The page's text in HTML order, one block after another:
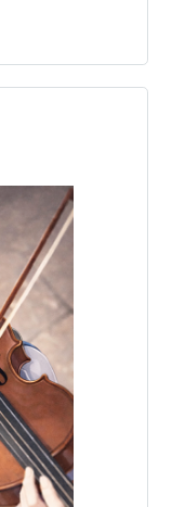
ん＆コロッケ）
らを / 運命の糸
A DREAM-
座木星 🌟獅子
支配星は太
た太陽の性質が
…